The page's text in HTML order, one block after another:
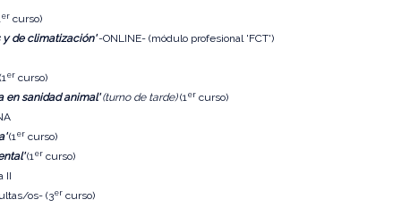
er curso)
y de climatización'-ONLINE- (módulo profesional 'FCT')
er curso)
en sanidad animal' (turno de tarde)(1er curso)
(1er curso)
(1er curso)
II
os- (3er curso)